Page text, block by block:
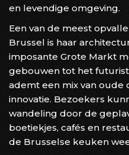
en levendige omgeving.
Een van de meest
Brussel is haar
imposante Grote Markt
gebouwen tot het
ademt een mix van oude
innovatie. Bezoekers
wandeling door de
boetiekjes, cafés en
de Brusselse keuken